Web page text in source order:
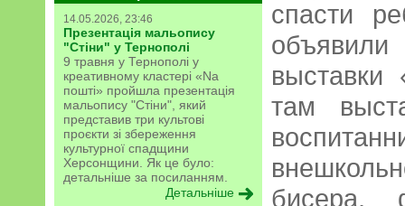
14.05.2026, 23:46
Презентація мальопису
"Стіни" у Тернополі
9 травня у Тернополі у
креативному кластері «Na
пошті» пройшла презентація
мальопису "Стіни", який
представив три культові
проєкти зі збереження
культурної спадщини
Херсонщини. Як це було:
детальніше за посиланням.
Детальніше
спасти
выставки
там
бисера,